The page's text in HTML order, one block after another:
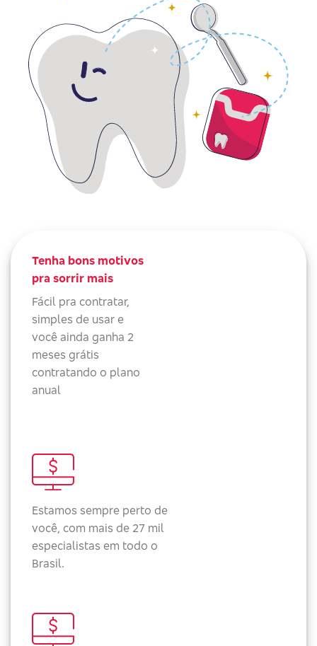
Tenha bons motivos
pra sorrir mais
Fácil pra contratar,
simples de usar e
você ainda ganha 2
meses grátis
contratando o plano
anual
Estamos sempre perto de
você, com mais de 27 mil
especialistas em todo o
Brasil.